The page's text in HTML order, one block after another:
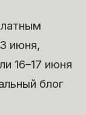
июня,
16–17 июня
блог